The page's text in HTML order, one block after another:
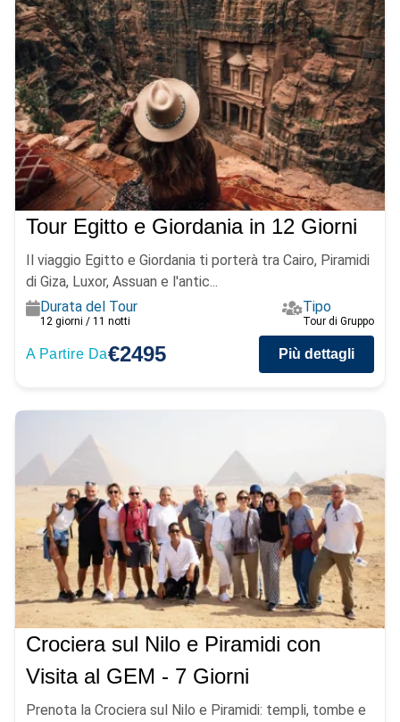
Tour Egitto e Giordania in 12 Giorni
Il viaggio Egitto e Giordania ti porterà tra Cairo, Piramidi
di Giza, Luxor, Assuan e l'antic...
Durata del Tour
12 giorni / 11 notti
Tipo
Tour di Gruppo
A Partire Da€2495 Più dettagli
Crociera sul Nilo e Piramidi con
Visita al GEM - 7 Giorni
Prenota la Crociera sul Nilo e Piramidi: templi, tombe e